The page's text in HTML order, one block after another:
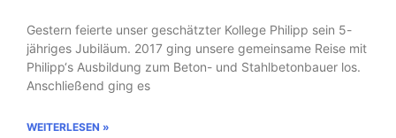
Gestern feierte unser geschätzter Kollege Philipp sein 5-
jähriges Jubiläum. 2017 ging unsere gemeinsame Reise mit
Philipp‘s Ausbildung zum Beton- und Stahlbetonbauer los.
Anschließend ging es
WEITERLESEN »